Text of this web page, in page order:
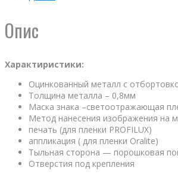
Опис
Характиристики:
Оцинкованный металл с
Толщина металла – 0,8мм
Маска знака –светоотражающая
Метод нанесения изображения на
печать (для пленки PROFILUX)
аппликация ( для пленки Oralite)
Тыльная сторона — порошковая
Отверстия под крепления